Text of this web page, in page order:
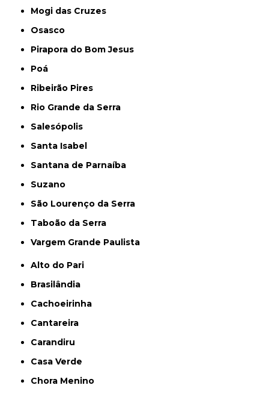
Mogi das Cruzes
Osasco
Pirapora do Bom Jesus
Poá
Ribeirão Pires
Rio Grande da Serra
Salesópolis
Santa Isabel
Santana de Parnaíba
Suzano
São Lourenço da Serra
Taboão da Serra
Vargem Grande Paulista
Alto do Pari
Brasilândia
Cachoeirinha
Cantareira
Carandiru
Casa Verde
Chora Menino